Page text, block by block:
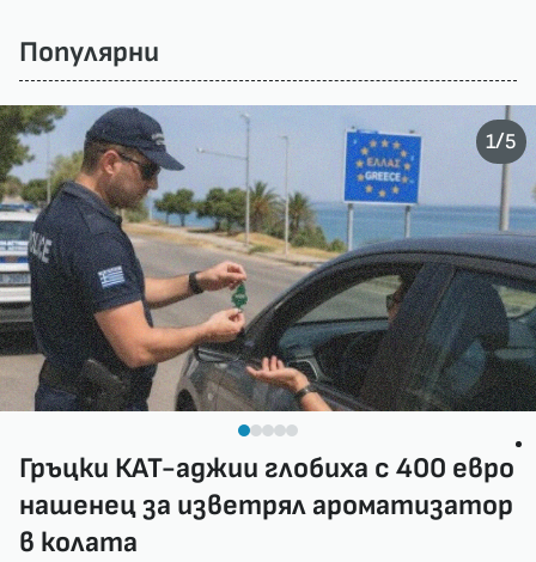
Популярни
Гръцки КАТ-аджии глобиха с 400 евро
нашенец за изветрял ароматизатор
в колата
1/5